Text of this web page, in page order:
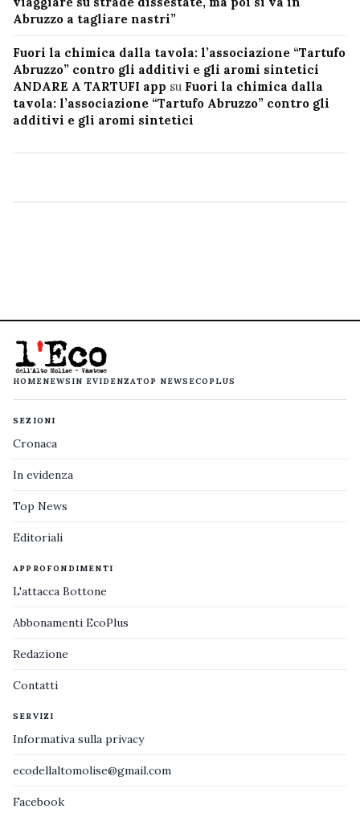
Abruzzo a tagliare nastri”
Fuori la chimica dalla tavola: l’associazione “Tartufo
Abruzzo” contro gli additivi e gli aromi sintetici
ANDARE A TARTUFI app su Fuori la chimica dalla
tavola: l’associazione “Tartufo Abruzzo” contro gli
additivi e gli aromi sintetici
HOMENEWS IN EVIDENZATOP NEWS ECOPLUS
SEZIONI
Cronaca
In evidenza
Top News
Editoriali
APPROFONDIMENTI
L'attacca Bottone
Abbonamenti EcoPlus
Redazione
Contatti
SERVIZI
Informativa sulla privacy
ecodellaltomolise@gmail.com
Facebook